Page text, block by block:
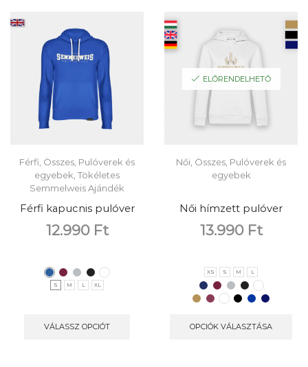
Férfi, Összes, Pulóverek és
egyebek, Tökéletes
Semmelweis Ajándék
Férfi kapucnis pulóver
12.990 Ft
S M L XL
VÁLASSZ OPCIÓT
ELŐRENDELHETŐ
Női, Összes, Pulóverek és
egyebek
Női hímzett pulóver
13.990 Ft
XS S M L
OPCIÓK VÁLASZTÁSA